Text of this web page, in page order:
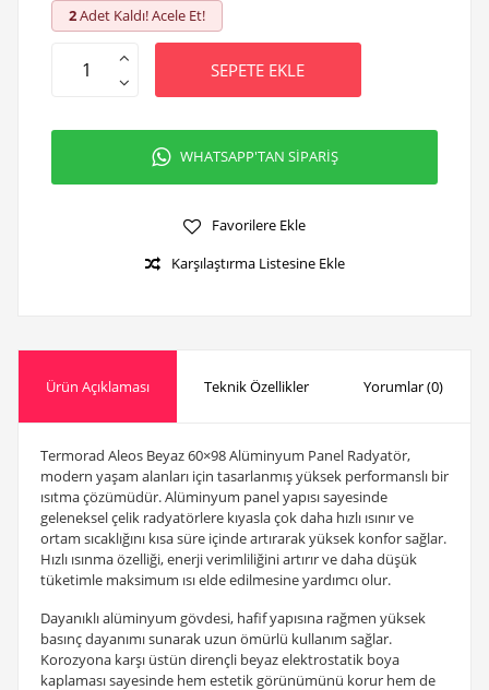
2Adet Kaldı! Acele Et!
SEPETE EKLE
WHATSAPP'TAN SİPARİŞ
Favorilere Ekle
Karşılaştırma Listesine Ekle
Ürün Açıklaması Teknik Özellikler Yorumlar (0)
Termorad Aleos Beyaz 60×98 Alüminyum Panel Radyatör,
modern yaşam alanları için tasarlanmış yüksek performanslı bir
ısıtma çözümüdür. Alüminyum panel yapısı sayesinde
geleneksel çelik radyatörlere kıyasla çok daha hızlı ısınır ve
ortam sıcaklığını kısa süre içinde artırarak yüksek konfor sağlar.
Hızlı ısınma özelliği, enerji verimliliğini artırır ve daha düşük
tüketimle maksimum ısı elde edilmesine yardımcı olur.
Dayanıklı alüminyum gövdesi, hafif yapısına rağmen yüksek
basınç dayanımı sunarak uzun ömürlü kullanım sağlar.
Korozyona karşı üstün dirençli beyaz elektrostatik boya
kaplaması sayesinde hem estetik görünümünü korur hem de